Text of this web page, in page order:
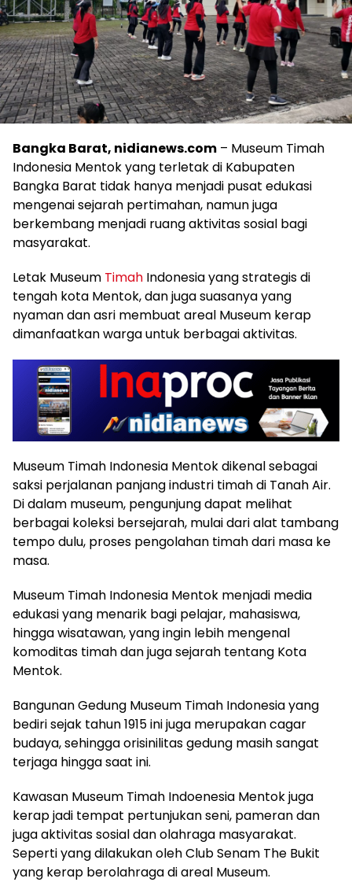
Bangka Barat, nidianews.com – Museum Timah
Indonesia Mentok yang terletak di Kabupaten
Bangka Barat tidak hanya menjadi pusat edukasi
mengenai sejarah pertimahan, namun juga
berkembang menjadi ruang aktivitas sosial bagi
masyarakat.
Letak Museum Timah Indonesia yang strategis di
tengah kota Mentok, dan juga suasanya yang
nyaman dan asri membuat areal Museum kerap
dimanfaatkan warga untuk berbagai aktivitas.
Museum Timah Indonesia Mentok dikenal sebagai
saksi perjalanan panjang industri timah di Tanah Air.
Di dalam museum, pengunjung dapat melihat
berbagai koleksi bersejarah, mulai dari alat tambang
tempo dulu, proses pengolahan timah dari masa ke
masa.
Museum Timah Indonesia Mentok menjadi media
edukasi yang menarik bagi pelajar, mahasiswa,
hingga wisatawan, yang ingin lebih mengenal
komoditas timah dan juga sejarah tentang Kota
Mentok.
Bangunan Gedung Museum Timah Indonesia yang
bediri sejak tahun 1915 ini juga merupakan cagar
budaya, sehingga orisinilitas gedung masih sangat
terjaga hingga saat ini.
Kawasan Museum Timah Indoenesia Mentok juga
kerap jadi tempat pertunjukan seni, pameran dan
juga aktivitas sosial dan olahraga masyarakat.
Seperti yang dilakukan oleh Club Senam The Bukit
yang kerap berolahraga di areal Museum.